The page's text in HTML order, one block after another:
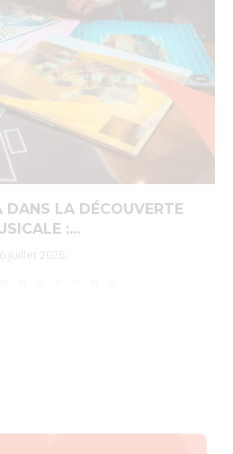
DANS LA DÉCOUVERTE
:...
6 juillet 2026